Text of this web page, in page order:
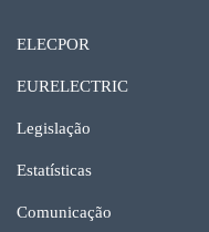
ELECPOR
EURELECTRIC
Legislação
Estatísticas
Comunicação